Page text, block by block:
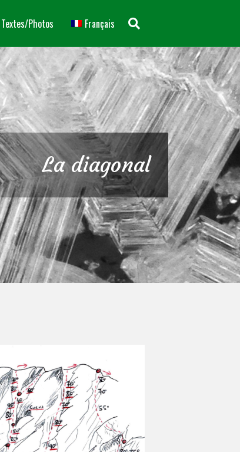
Textes/Photos Français
La diagonal